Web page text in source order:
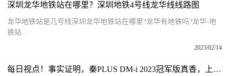
深圳龙华地铁站在哪里？深圳地铁4号线龙华线线路图
龙华地铁站是几号线深圳龙华地铁站在哪里?龙华有地铁吗?龙华-地
铁站...
2023/02/14
每日视点！事实证明，秦PLUS DM-i 2023冠军版真香，上市三天订单近1.6万